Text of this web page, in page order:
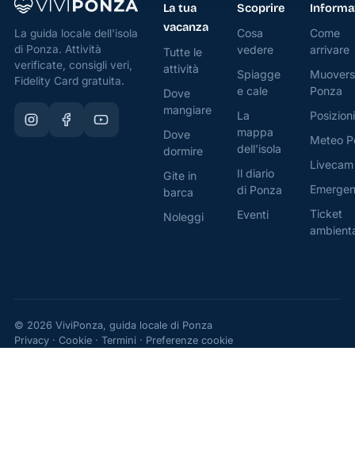
La guida locale dell'isola
di Ponza. Attività
verificate, consigli veri,
Fidelity Card gratuita.
La tua
vacanza
Tutte le
attività
Dove
mangiare
Dove
dormire
Gite in
barca
Noleggi
Scoprire
Cosa
vedere
Spiagge
e cale
La
mappa
dell'isola
Il diario
di Ponza
Eventi
Come
arrivare
Ponza
Meteo
Livecam
Ticket
© 2026 ViviPonza, guida locale di Ponza
Privacy· Cookie· Termini · Preferenze cookie